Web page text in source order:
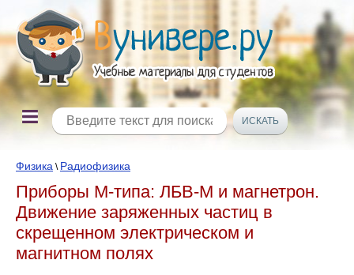
Физика \ Радиофизика
Приборы М-типа: ЛБВ-М и магнетрон.
Движение заряженных частиц в
скрещенном электрическом и
магнитном полях